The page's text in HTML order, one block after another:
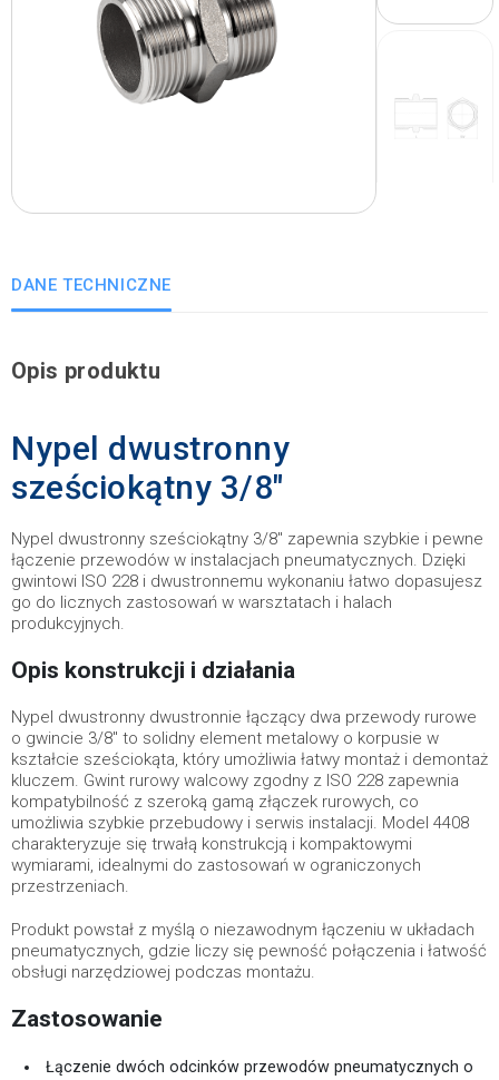
DANE TECHNICZNE
Opis produktu
Nypel dwustronny
sześciokątny 3/8"
Nypel dwustronny sześciokątny 3/8" zapewnia szybkie i pewne
łączenie przewodów w instalacjach pneumatycznych. Dzięki
gwintowi ISO 228 i dwustronnemu wykonaniu łatwo dopasujesz
go do licznych zastosowań w warsztatach i halach
produkcyjnych.
Opis konstrukcji i działania
Nypel dwustronny dwustronnie łączący dwa przewody rurowe
o gwincie 3/8" to solidny element metalowy o korpusie w
kształcie sześciokąta, który umożliwia łatwy montaż i demontaż
kluczem. Gwint rurowy walcowy zgodny z ISO 228 zapewnia
kompatybilność z szeroką gamą złączek rurowych, co
umożliwia szybkie przebudowy i serwis instalacji. Model 4408
charakteryzuje się trwałą konstrukcją i kompaktowymi
wymiarami, idealnymi do zastosowań w ograniczonych
przestrzeniach.
Produkt powstał z myślą o niezawodnym łączeniu w układach
pneumatycznych, gdzie liczy się pewność połączenia i łatwość
obsługi narzędziowej podczas montażu.
Zastosowanie
Łączenie dwóch odcinków przewodów pneumatycznych o